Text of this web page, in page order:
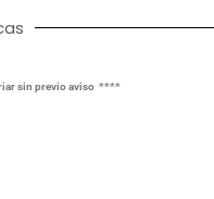
sin previo aviso ****